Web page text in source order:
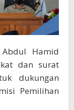
Hamid
dan surat
dukungan
Pemilihan